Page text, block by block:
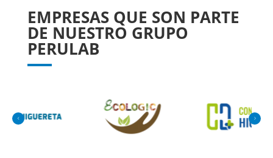
EMPRESAS QUE SON PARTE
DE NUESTRO GRUPO
PERULAB